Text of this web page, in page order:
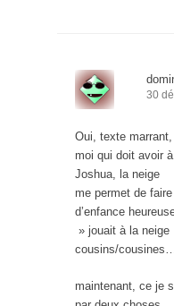
30
Oui, texte
moi qui doit avoir
Joshua, la neige
me permet de
d’enfance
» jouait à la
cousins/
maintenant, ce je